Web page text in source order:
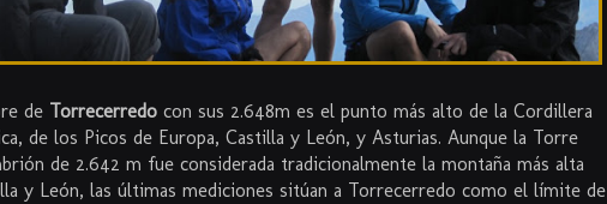
de Torrecerredo con sus 2.648m es el punto más alto de la Cordillera
de los Picos de Europa, Castilla y León, y Asturias. Aunque la Torre
de 2.642 m fue considerada tradicionalmente la montaña más alta
y León, las últimas mediciones sitúan a Torrecerredo como el límite de